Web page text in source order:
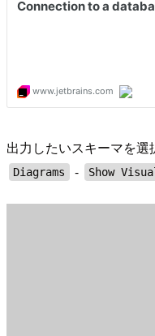
出力したいスキーマを
Diagrams - Show